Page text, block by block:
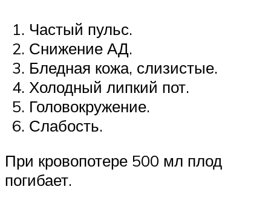
Частый пульс.
Снижение АД.
Бледная кожа, слизистые.
Холодный липкий пот.
Головокружение.
Слабость.
При кровопотере 500 мл плод
погибает.